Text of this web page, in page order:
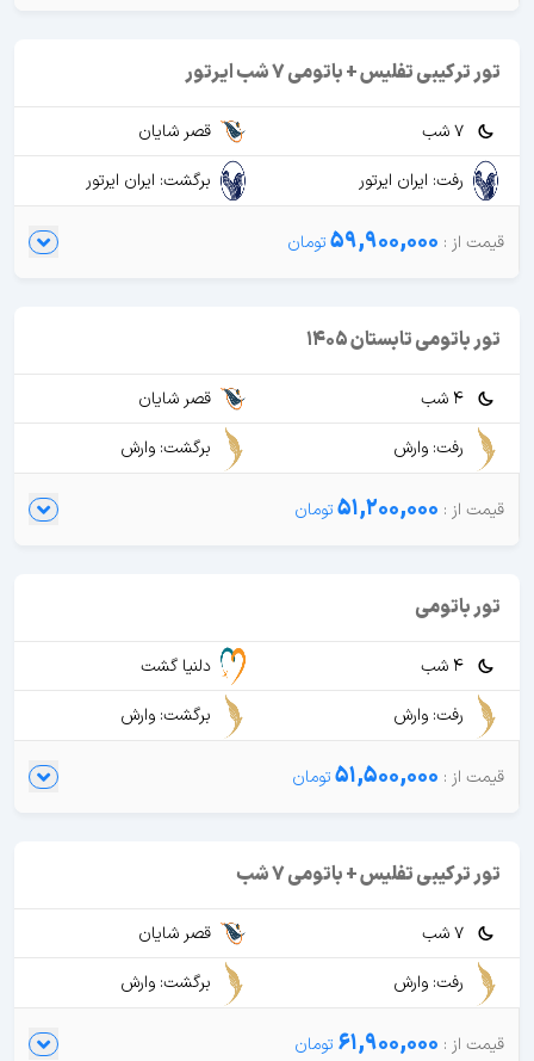
تور ترکیبی تفلیس + باتومی 7 شب ایرتور
7 شب
قصر شایان
رفت: ایران ایرتور
برگشت: ایران ایرتور
59,900,000
تور باتومی تابستان 1405
4 شب
قصر شایان
رفت: وارش
برگشت: وارش
51,200,000
تور باتومی
4 شب
دلنیا گشت
رفت: وارش
برگشت: وارش
51,500,000
تور ترکیبی تفلیس + باتومی 7 شب
7 شب
قصر شایان
رفت: وارش
برگشت: وارش
61,900,000